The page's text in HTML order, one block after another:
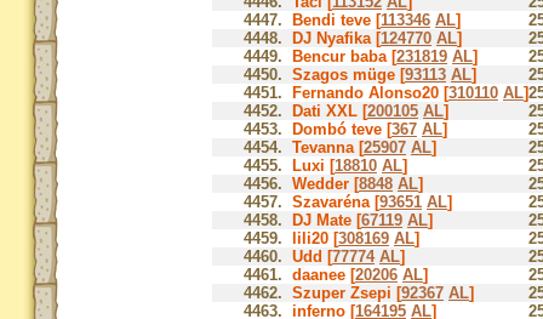
4447.
Bendi teve [113346 AL]
4448.
DJ Nyafika [124770 AL]
4449.
Bencur baba [231819 AL]
4450. Szagos müge [93113 AL]
4451.
Fernando Alonso20 [310110 AL]
4452.
Dati XXL [200105 AL]
4453.
Dombó teve [367 AL]
4454. Tevanna [25907 AL]
4455.
Luxi [18810 AL]
4456. Wedder [8848 AL]
4457. Szavaréna [93651 AL]
4458.
DJ Mate [67119 AL]
4459.
lili20 [308169 AL]
4460. Udd [77774 AL]
4461. daanee [20206 AL]
4462. Szuper Zsepi [92367 AL]
4463. inferno [164195 AL]